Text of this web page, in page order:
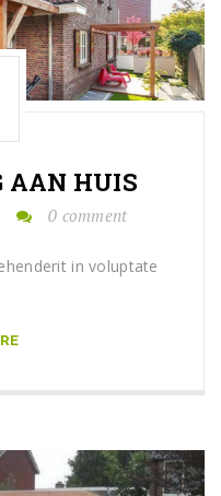
AAN HUIS
0 comment
in voluptate